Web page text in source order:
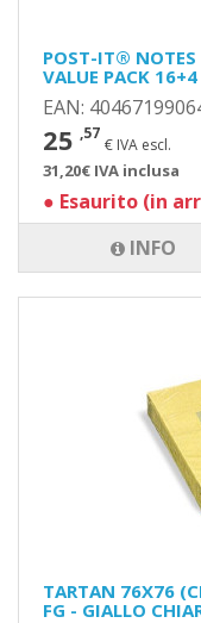
TARTAN 76X76
FG - GIALLO
POST-IT®
VALUE PACK
EAN:
25 ,57
€ IVA escl.
31,20€ IVA inclusa
● Esaurito (in
INFO